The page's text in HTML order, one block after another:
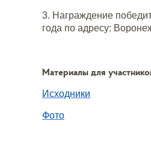
3. Награждение
года по адресу:
Материалы для
Исходники
Фото